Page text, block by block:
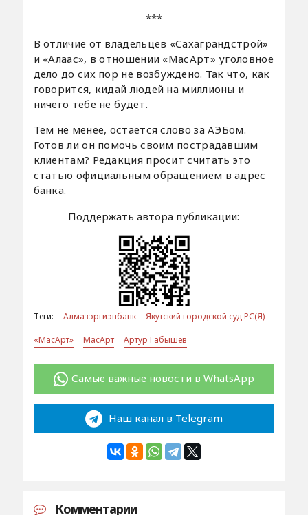
***
В отличие от владельцев «Сахаграндстрой»
и «Алаас», в отношении «МасАрт» уголовное
дело до сих пор не возбуждено. Так что, как
говорится, кидай людей на миллионы и
ничего тебе не будет.
Тем не менее, остается слово за АЭБом.
Готов ли он помочь своим пострадавшим
клиентам? Редакция просит считать это
статью официальным обращением в адрес
банка.
Поддержать автора публикации:
Теги: Алмазэргиэнбанк
Якутский городской суд РС(Я)
«МасАрт»
МасАрт Артур Габышев
Самые важные новости в WhatsApp
Наш канал в Telegram
Комментарии